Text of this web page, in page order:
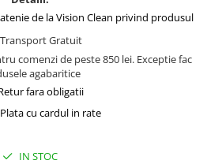
de la Vision Clean privind produsul
Transport Gratuit
comenzi de peste 850 lei. Exceptie fac
agabaritice
fara obligatii
Plata cu cardul in rate
IN STOC